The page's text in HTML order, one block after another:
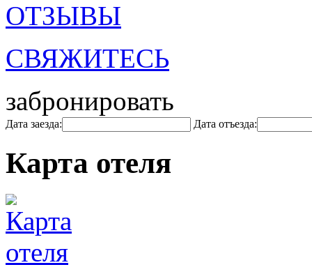
ОТЗЫВЫ
СВЯЖИТЕСЬ
забронировать
Дата заезда: Дата отъезда:
Карта отеля